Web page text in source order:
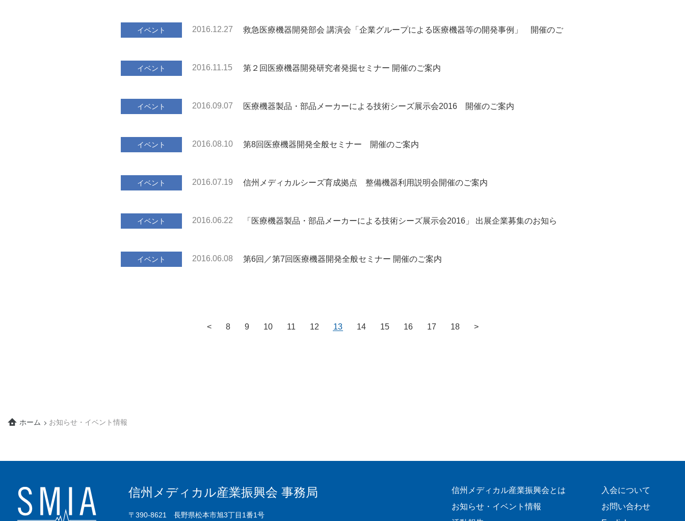
イベント 2016.12.27
救急医療機器開発部会 講演会「企業グループによる医療機器等の開発事例」 開催のご
イベント 2016.11.15 第２回医療機器開発研究者発掘セミナー 開催のご案内
イベント 2016.09.07 医療機器製品・部品メーカーによる技術シーズ展示会2016 開催のご案内
イベント 2016.08.10 第8回医療機器開発全般セミナー 開催のご案内
イベント 2016.07.19 信州メディカルシーズ育成拠点 整備機器利用説明会開催のご案内
イベント 2016.06.22
「医療機器製品・部品メーカーによる技術シーズ展示会2016」 出展企業募集のお知ら
イベント 2016.06.08 第6回／第7回医療機器開発全般セミナー 開催のご案内
< 8 9 10 11 12 13 14 15 16 17 18 >
ホーム お知らせ・イベント情報
信州メディカル産業振興会 事務局
〒390-8621 長野県松本市旭3丁目1番1号
信州メディカル産業振興会とは
お知らせ・イベント情報
入会について
お問い合わせ